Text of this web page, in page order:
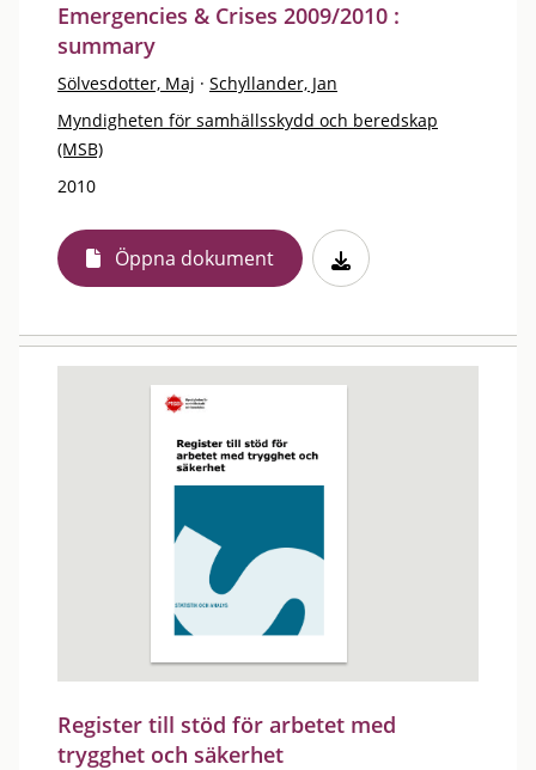
Emergencies & Crises 2009/2010 :
summary
Sölvesdotter, Maj · Schyllander, Jan
Myndigheten för samhällsskydd och beredskap
(MSB)
2010
Öppna dokument
Register till stöd för arbetet med
trygghet och säkerhet